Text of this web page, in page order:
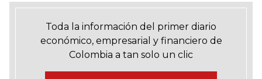
Toda la información del primer diario
económico, empresarial y financiero de
Colombia a tan solo un clic